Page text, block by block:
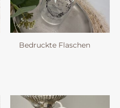
Bedruckte Flaschen